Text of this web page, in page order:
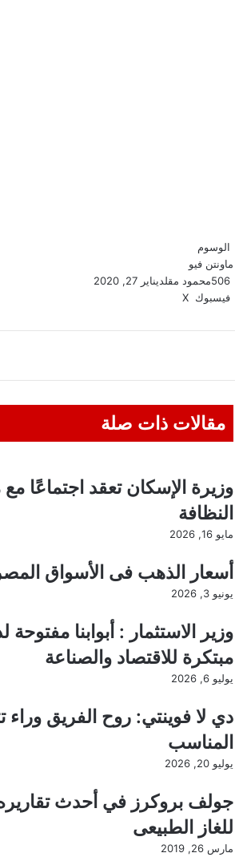
الوسوم
ماونتن فيو
محمود مقلديناير 27, 2020
فيسبوك ‫X
البريد
مقالات ذات صلة
وزيرة الإسكان تعقد
النظافة
مايو 16, 2026
أسعار الذهب فى الأسواق المصرية
يونيو 3, 2026
وزير الاستثمار : أبوابنا
مبتكرة للاقتصاد والصناعة
يوليو 6, 2026
دي لا فوينتي: روح الفريق
المناسب
يوليو 20, 2026
جولف بروكرز في أحدث
للغاز الطبيعى
مارس 26, 2019